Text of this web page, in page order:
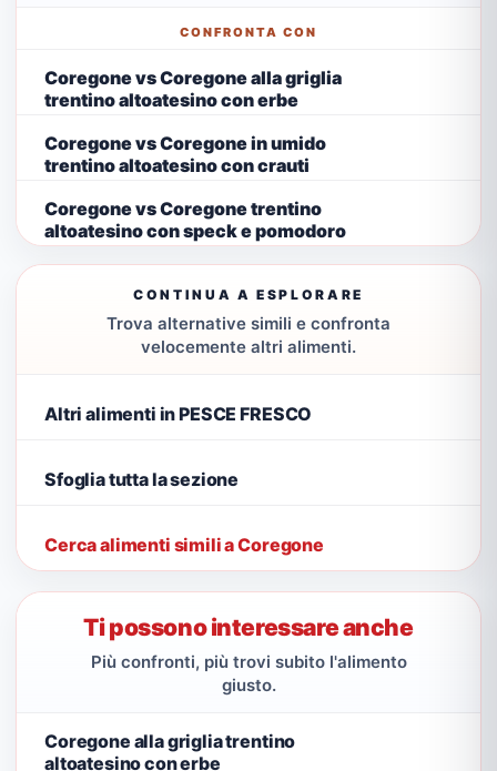
CONFRONTA CON
Coregone vs Coregone alla griglia
trentino altoatesino con erbe
Coregone vs Coregone in umido
trentino altoatesino con crauti
Coregone vs Coregone trentino
altoatesino con speck e pomodoro
CONTINUA A ESPLORARE
Trova alternative simili e confronta
velocemente altri alimenti.
Altri alimenti in PESCE FRESCO
Sfoglia tutta la sezione
Cerca alimenti simili a Coregone
Ti possono interessare anche
Più confronti, più trovi subito l'alimento
giusto.
Coregone alla griglia trentino
altoatesino con erbe